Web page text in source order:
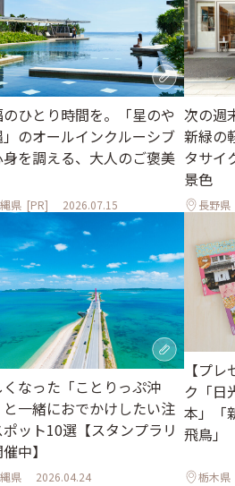
のひとり時間を。「星のや
のオールインクルーシブ
身を調える、大人のご褒美
県 [PR] 2026.07.15
次の週
新緑の
タサイ
景色
長野県
なった「ことりっぷ沖
一緒におでかけしたい注
ポット10選【スタンプラリ
中】
県 2026.04.24
【プレ
ク「日
本」「
飛鳥」
栃木県